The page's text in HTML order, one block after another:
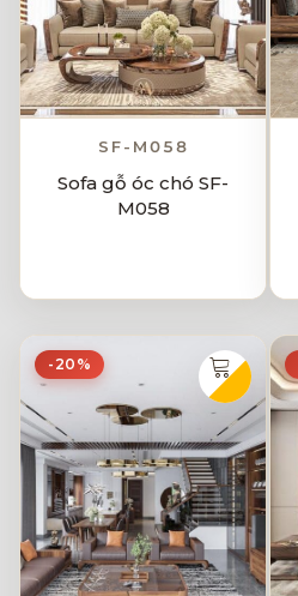
SF-M058
Sofa gỗ óc chó SF-
M058
-20%